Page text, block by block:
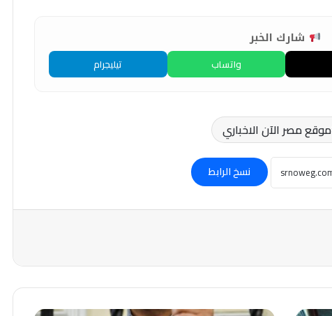
شارك الخبر
واتساب تيليجرام
موقع مصر الآن الاخباري
نسخ الرابط